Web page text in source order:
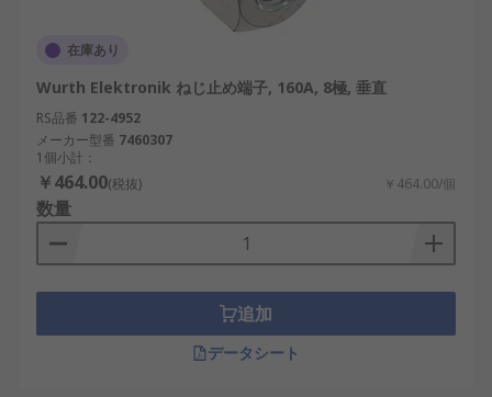
在庫あり
Wurth Elektronik ねじ止め端子, 160A, 8極, 垂直
RS品番 122-4952
メーカー型番 7460307
1個小計：
￥464.00(税抜) ￥464.00/個
数量
追加
データシート